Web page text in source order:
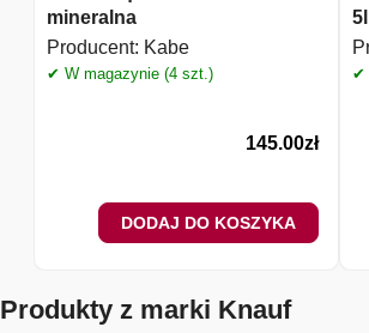
mineralna
Producent: Kabe
✔ W magazynie (4 szt.)
145.00zł
DODAJ DO KOSZYKA
5l
✔
Produkty z marki Knauf